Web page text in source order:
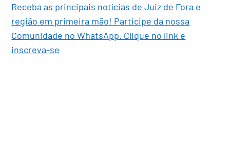
Receba as principais notícias de Juiz de Fora e
região em primeira mão! Participe da nossa
Comunidade no WhatsApp. Clique no link e
inscreva-se